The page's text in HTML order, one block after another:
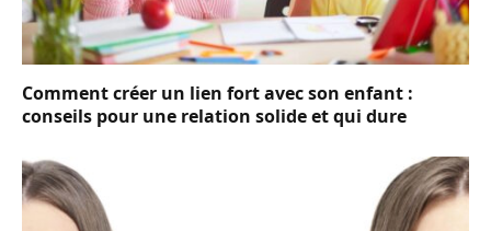
Comment créer un lien fort avec son enfant :
conseils pour une relation solide et qui dure